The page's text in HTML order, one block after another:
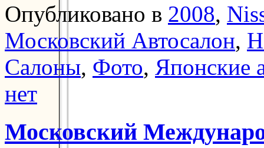
Опубликовано в 2008,
Московский Автосалон,
Салоны, Фото, Японские
нет
Московский